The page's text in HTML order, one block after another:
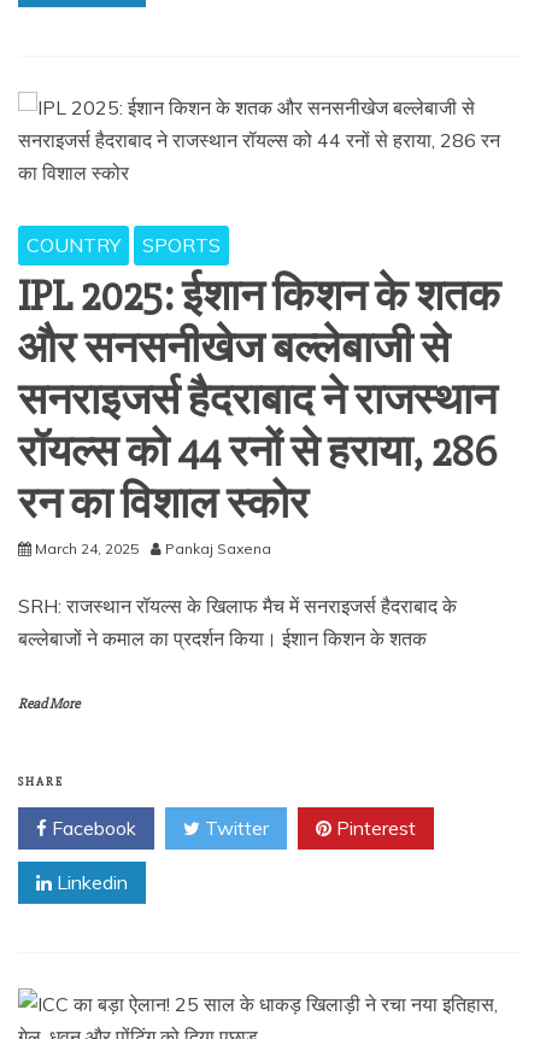
COUNTRY SPORTS
IPL 2025: ईशान किशन के शतक
और सनसनीखेज बल्लेबाजी से
सनराइजर्स हैदराबाद ने राजस्थान
रॉयल्स को 44 रनों से हराया, 286
रन का विशाल स्कोर
March 24, 2025 Pankaj Saxena
SRH: राजस्थान रॉयल्स के खिलाफ मैच में सनराइजर्स हैदराबाद के
बल्लेबाजों ने कमाल का प्रदर्शन किया। ईशान किशन के शतक
Read More
SHARE
Facebook Twitter Pinterest
Linkedin